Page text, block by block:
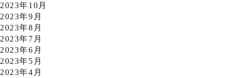
2023年10月
2023年9月
2023年8月
2023年7月
2023年6月
2023年5月
2023年4月